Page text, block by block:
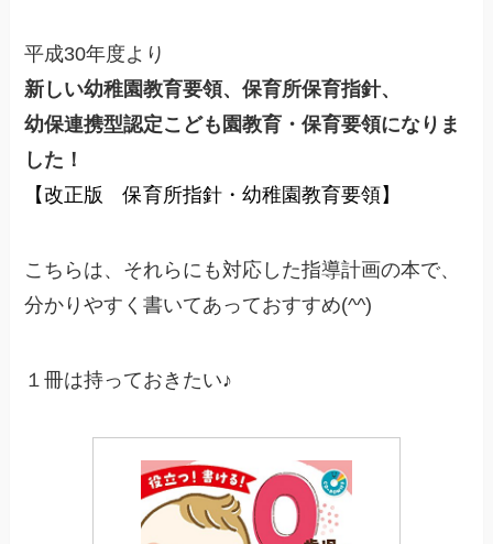
平成30年度より
新しい幼稚園教育要領、保育所保育指針、
幼保連携型認定こども園教育・保育要領になりま
した ！
【改正版 保育所指針・幼稚園教育要領】
こちらは、それらにも対応した指導計画の本で、
分かりやすく書いてあっておすすめ(^^)
１冊は持っておきたい♪